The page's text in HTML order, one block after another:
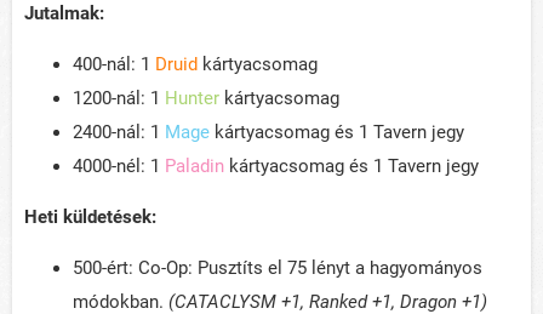
Jutalmak:
400-nál: 1 Druid kártyacsomag
1200-nál: 1 Hunter kártyacsomag
2400-nál: 1 Mage kártyacsomag és 1 Tavern jegy
4000-nél: 1 Paladin kártyacsomag és 1 Tavern jegy
Heti küldetések:
500-ért: Co-Op: Pusztíts el 75 lényt a hagyományos
módokban. (CATACLYSM +1, Ranked+1, Dragon +1)